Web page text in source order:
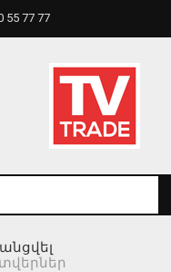
55 77 77